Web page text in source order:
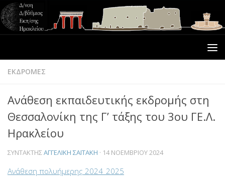
ΕΚΔΡΟΜΕΣ
Ανάθεση εκπαιδευτικής εκδρομής στη
Θεσσαλονίκη της Γ’ τάξης του 3ου ΓΕ.Λ.
Ηρακλείου
ΣΥΝΤΆΚΤΗΣΑΓΓΕΛΙΚΉ ΣΑΪΤΆΚΗ · 14 ΝΟΕΜΒΡΊΟΥ 2024
Ανάθεση πολυήμερης 2024_2025